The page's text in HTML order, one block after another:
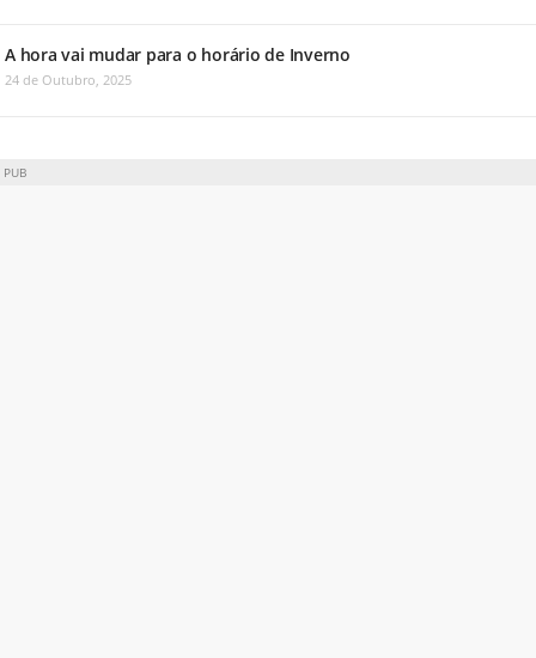
A hora vai mudar para o horário de Inverno
24 de Outubro, 2025
PUB